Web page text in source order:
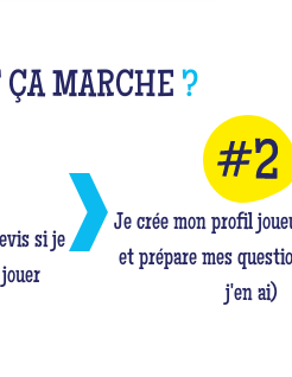
MARCHE ?
si je
Je crée mon profil
et prépare mes
j'en ai)